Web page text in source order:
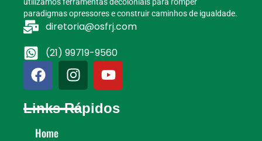
paradigmas opressores e construir caminhos de igualdade.
diretoria@osfrj.com
(21) 99719-9560
Links Rápidos
Home